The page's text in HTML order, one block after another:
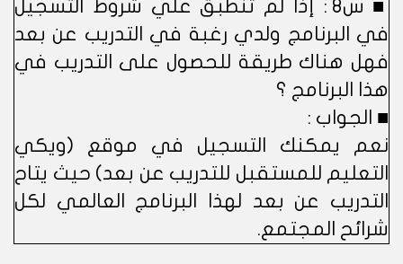
■ س8 : إذا لم تنطبق علي شروط التسجيل
في البرنامج ولدي رغبة في التدريب عن بعد
فهل هناك طريقة للحصول على التدريب في
هذا البرنامج ؟
■ الجواب :
نعم يمكنك التسجيل في موقع (ويكي
التعليم للمستقبل للتدريب عن بعد) حيث يتاح
التدريب عن بعد لهذا البرنامج العالمي لكل
شرائح المجتمع.